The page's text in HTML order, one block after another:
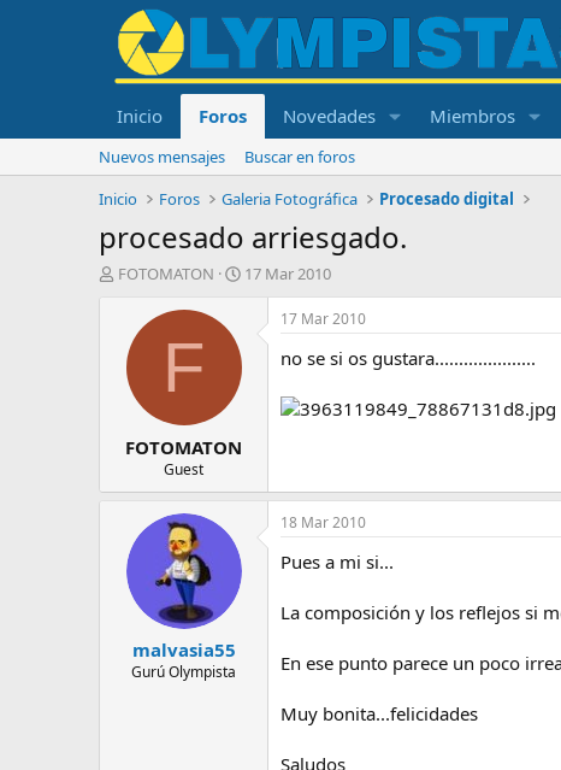
Inicio Foros Novedades Miembros
Nuevos mensajes
Buscar en foros
Inicio
Foros Galeria Fotográfica Procesado digital
procesado arriesgado.
I
e
m
FOTOMATON
F
c
17 Mar 2010
F
FOTOMATON
Guest
17 Mar 2010
no se si os gustara.....................
malvasia55
Gurú Olympista
18 Mar 2010
Pues a mi si...
La composición y los reflejos si
En ese punto parece un poco
Muy bonita...felicidades
Saludos